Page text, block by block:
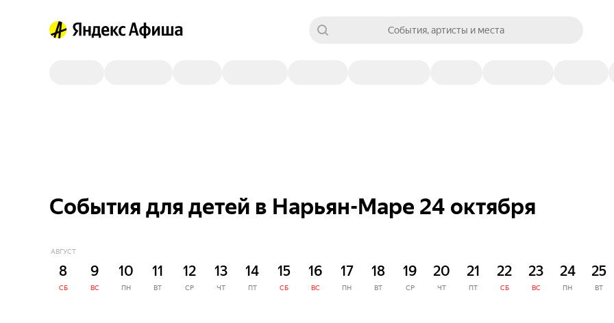
События, артисты и места
События для детей в Нарьян-Маре 24 октября
АВГУСТ
8
СБ
9
ВС
10
ПН
11
ВТ
12
СР
13
ЧТ
14
ПТ
15
СБ
16
ВС
17
ПН
18
ВТ
19
СР
20
ЧТ
21
ПТ
22
СБ
23
ВС
24
ПН
25
ВТ